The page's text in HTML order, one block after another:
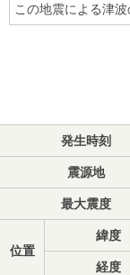
この地震による津波
発生時刻
震源地
最大震度
位置
緯度
経度